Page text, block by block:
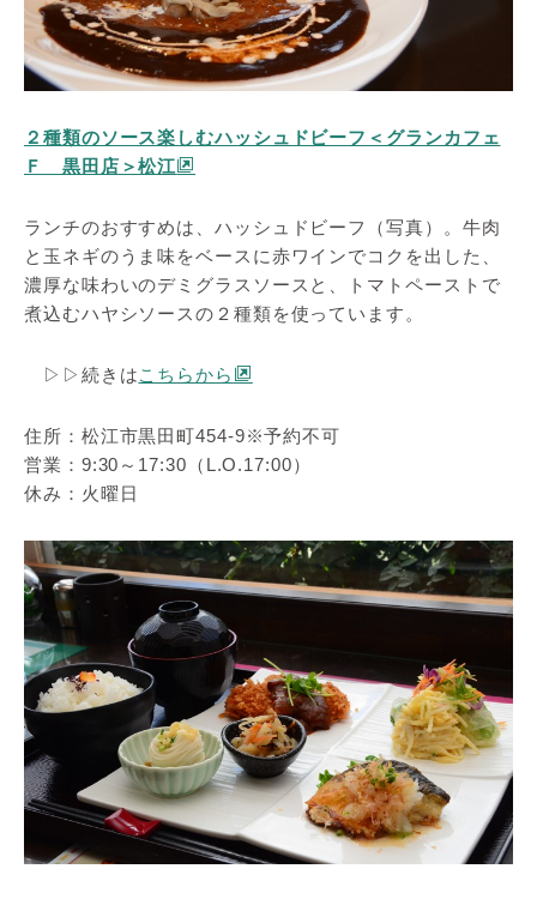
２種類のソース楽しむハッシュドビーフ＜グランカフェ
Ｆ 黒田店＞松江
ランチのおすすめは、ハッシュドビーフ（写真）。牛肉
と玉ネギのうま味をベースに赤ワインでコクを出した、
濃厚な味わいのデミグラスソースと、トマトペーストで
煮込むハヤシソースの２種類を使っています。
▷▷続きはこちらから
住所：松江市黒田町454-9※予約不可
営業：9:30～17:30（L.O.17:00）
休み：火曜日